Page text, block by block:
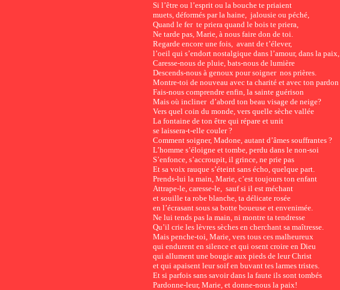
Si l’être ou l’esprit ou la bouche te priaient
muets, déformés par la haine, jalousie ou péché,
Quand le fer te priera quand le bois te priera,
Ne tarde pas, Marie, à nous faire don de toi.
Regarde encore une fois, avant de t’élever,
l’oeil qui s’endort nostalgique dans l’amour, dans la paix,
Caresse-nous de pluie, bats-nous de lumière
Descends-nous à genoux pour soigner nos prières.
Montre-toi de nouveau avec ta charité et avec ton pardon
Fais-nous comprendre enfin, la sainte guérison
Mais où incliner d’abord ton beau visage de neige?
Vers quel coin du monde, vers quelle sèche vallée
La fontaine de ton être qui répare et unit
se laissera-t-elle couler ?
Comment soigner, Madone, autant d’âmes souffrantes ?
L’homme s’éloigne et tombe, perdu dans le non-soi
S’enfonce, s’accroupit, il grince, ne prie pas
Et sa voix rauque s’éteint sans écho, quelque part.
Prends-lui la main, Marie, c’est toujours ton enfant
Attrape-le, caresse-le, sauf si il est méchant
et souille ta robe blanche, ta délicate rosée
en l’écrasant sous sa botte boueuse et envenimée.
Ne lui tends pas la main, ni montre ta tendresse
Qu’il crie les lèvres sèches en cherchant sa maîtresse.
Mais penche-toi, Marie, vers tous ces malheureux
qui endurent en silence et qui osent croire en Dieu
qui allument une bougie aux pieds de leur Christ
et qui apaisent leur soif en buvant tes larmes tristes.
Et si parfois sans savoir dans la faute ils sont tombés
Pardonne-leur, Marie, et donne-nous la paix!